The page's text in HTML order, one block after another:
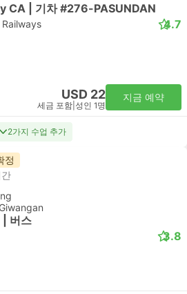
CA | 기차 #276-PASUNDAN
4.7
USD 22
세금 포함 성인 1명
지금 예약
2가지 수업 추가
정
| 버스
3.8